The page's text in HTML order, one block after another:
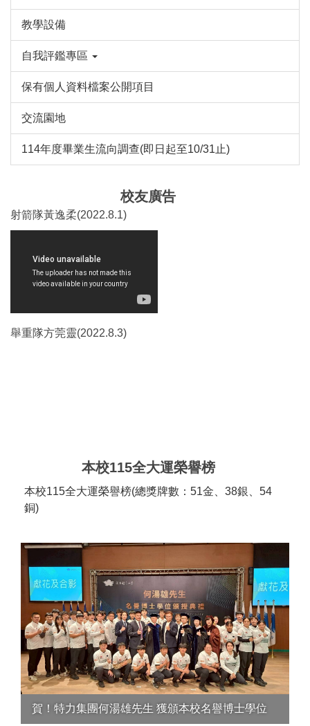
教學設備
自我評鑑專區
保有個人資料檔案公開項目
交流園地
114年度畢業生流向調查(即日起至10/31止)
校友廣告
射箭隊黃逸柔(2022.8.1)
舉重隊方莞靈(2022.8.3)
本校115全大運榮譽榜
本校115全大運榮譽榜(總獎牌數：51金、38銀、54
銅)
賀！特力集團何湯雄先生 獲頒本校名譽博士學位